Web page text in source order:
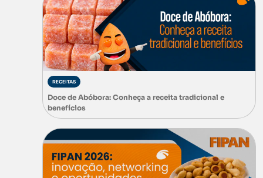
RECEITAS
Doce de Abóbora: Conheça a receita tradicional e
benefícios